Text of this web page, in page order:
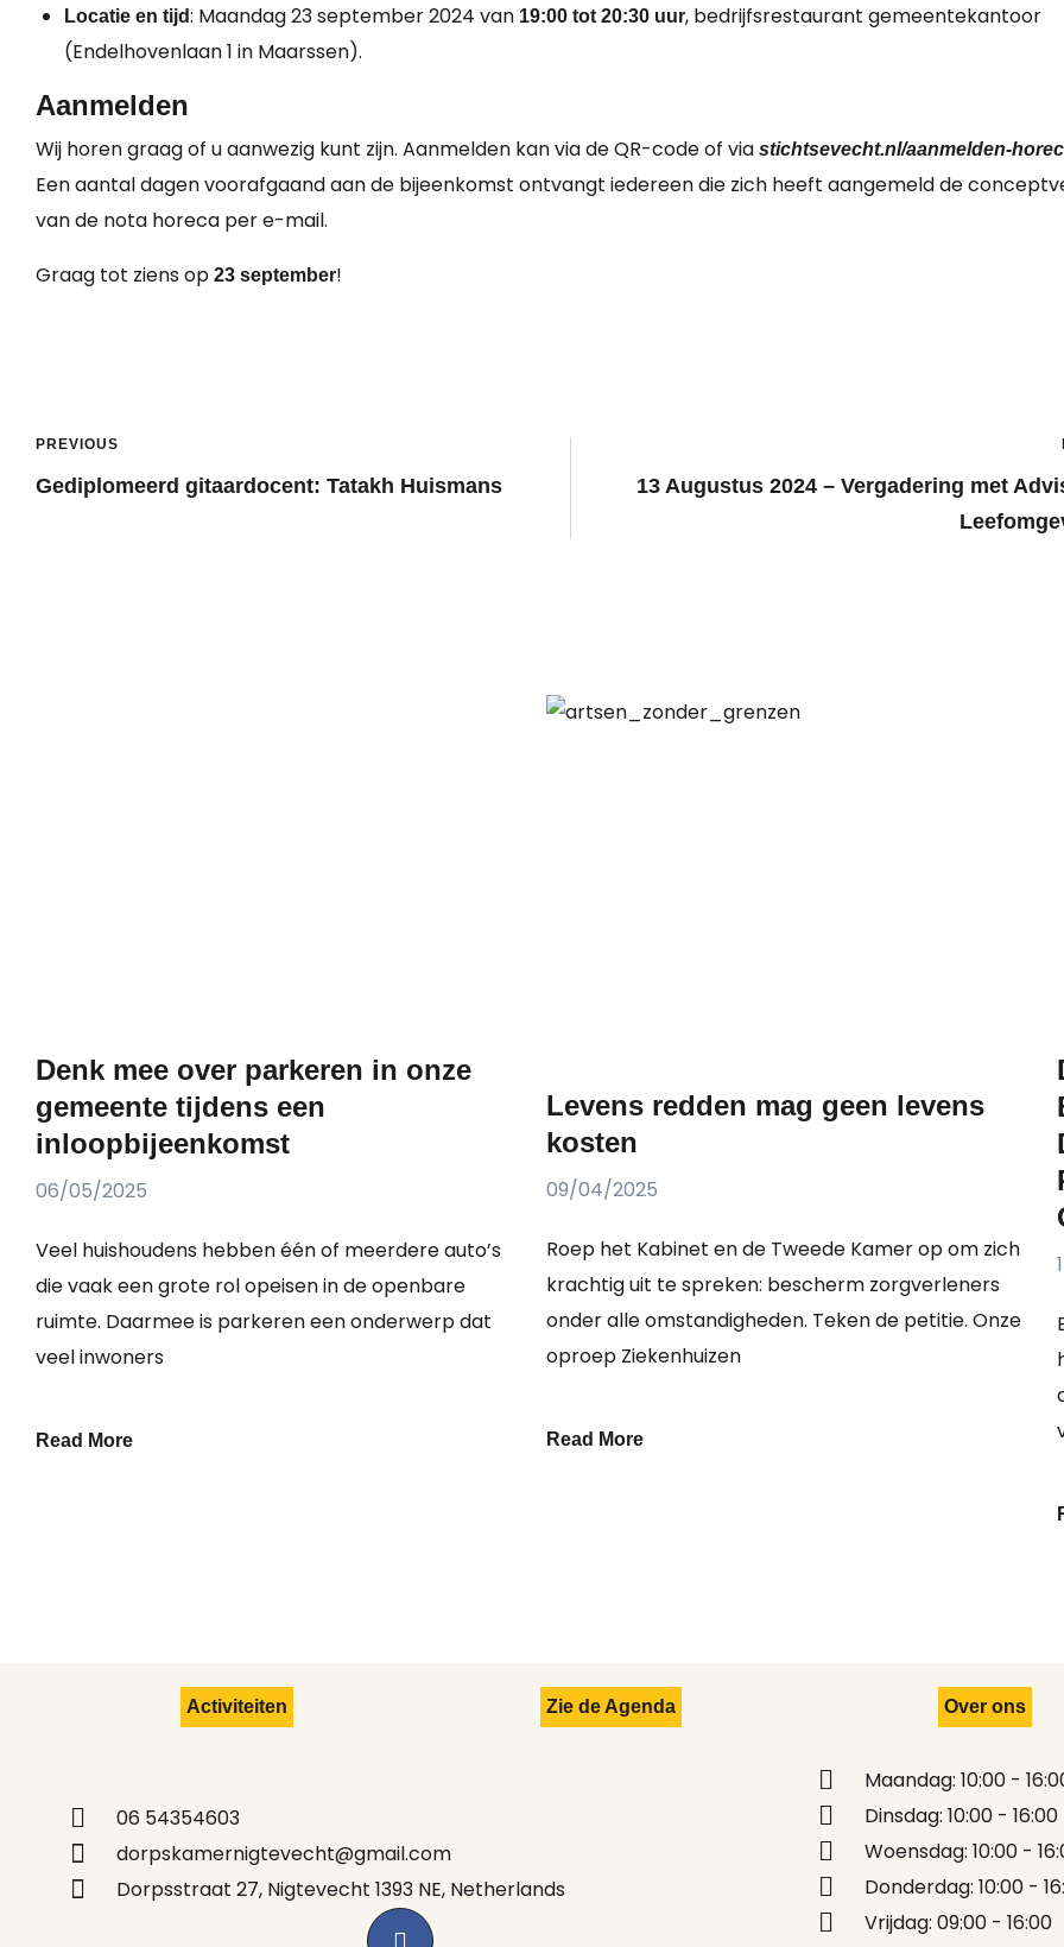
Locatie en tijd: Maandag 23 september 2024 van 19:00 tot 20:30 uur, bedrijfsrestaurant gemeentekantoor
(Endelhovenlaan 1 in Maarssen).
Aanmelden
Wij horen graag of u aanwezig kunt zijn. Aanmelden kan via de QR-code of via stichtsevecht.nl/aanmelden-
Een aantal dagen voorafgaand aan de bijeenkomst ontvangt iedereen die zich heeft aangemeld de
van de nota horeca per e-mail.
Graag tot ziens op 23 september!
PREVIOUS
Gediplomeerd gitaardocent: Tatakh Huismans
13 Augustus 2024 – Vergadering met
Denk mee over parkeren in onze
gemeente tijdens een
inloopbijeenkomst
06/05/2025
Veel huishoudens hebben één of meerdere auto’s
die vaak een grote rol opeisen in de openbare
ruimte. Daarmee is parkeren een onderwerp dat
veel inwoners
Read More
Levens redden mag geen levens
kosten
09/04/2025
Roep het Kabinet en de Tweede Kamer op om zich
krachtig uit te spreken: bescherm zorgverleners
onder alle omstandigheden. Teken de petitie. Onze
oproep Ziekenhuizen
Read More
Activiteiten Zie de Agenda Over ons
06 54354603
dorpskamernigtevecht@gmail.com
Dorpsstraat 27, Nigtevecht 1393 NE, Netherlands
Maandag: 10:00 -
Dinsdag: 10:00 - 16:00
Woensdag: 10:00 -
Donderdag: 10:00 -
Vrijdag: 09:00 - 16:00